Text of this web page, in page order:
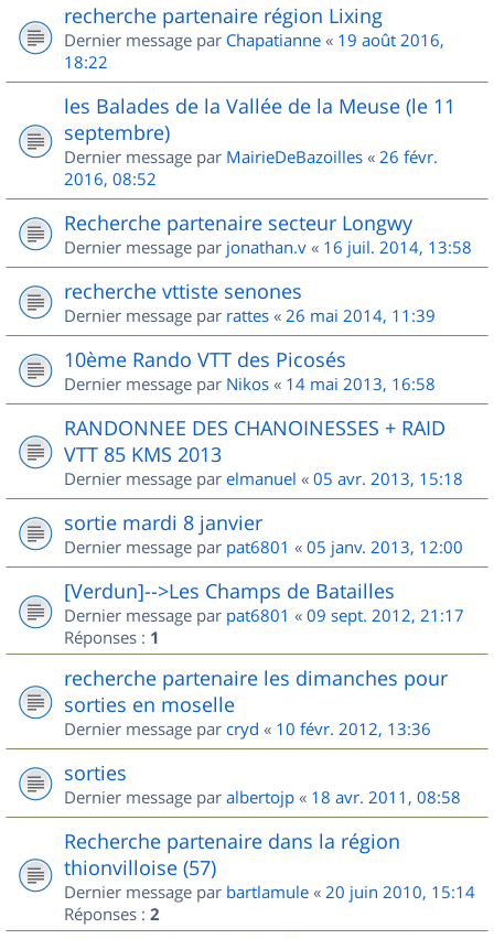
recherche partenaire région Lixing
Dernier message par Chapatianne « 19 août 2016,
18:22
les Balades de la Vallée de la Meuse (le 11
septembre)
Dernier message par MairieDeBazoilles « 26 févr.
2016, 08:52
Recherche partenaire secteur Longwy
Dernier message par jonathan.v « 16 juil. 2014, 13:58
recherche vttiste senones
Dernier message par rattes « 26 mai 2014, 11:39
10ème Rando VTT des Picosés
Dernier message par Nikos « 14 mai 2013, 16:58
RANDONNEE DES CHANOINESSES + RAID
VTT 85 KMS 2013
Dernier message par elmanuel « 05 avr. 2013, 15:18
sortie mardi 8 janvier
Dernier message par pat6801 « 05 janv. 2013, 12:00
[Verdun]-->Les Champs de Batailles
Dernier message par pat6801 « 09 sept. 2012, 21:17
Réponses : 1
recherche partenaire les dimanches pour
sorties en moselle
Dernier message par cryd « 10 févr. 2012, 13:36
sorties
Dernier message par albertojp « 18 avr. 2011, 08:58
Recherche partenaire dans la région
thionvilloise (57)
Dernier message par bartlamule « 20 juin 2010, 15:14
Réponses : 2